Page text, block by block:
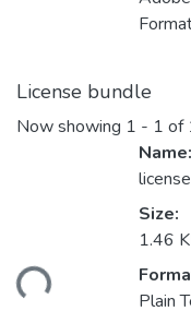
License bundle
Now showing 1 - 1 of
Name:
Size:
1.46
Plain